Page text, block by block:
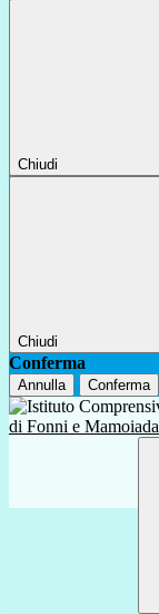
Chiudi
Chiudi
Conferma
Annulla Conferma
di Fonni e Mamoiada